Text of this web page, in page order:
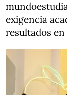
exigencia
resultados